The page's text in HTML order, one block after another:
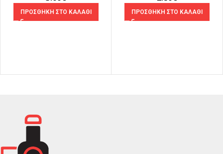
ΠΡΟΣΘΗΚΗ ΣΤΟ ΚΑΛΑΘΙ ΠΡΟΣΘΗΚΗ ΣΤΟ ΚΑΛΑΘΙ